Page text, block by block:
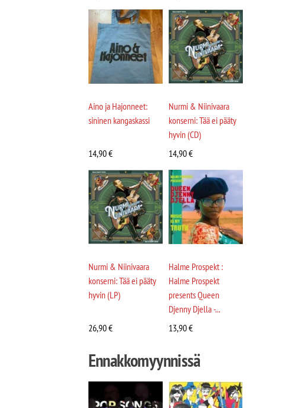
Aino ja Hajonneet:
sininen kangaskassi
14,90€
Nurmi & Niinivaara
konserni: Tää ei pääty
hyvin (CD)
14,90€
Nurmi & Niinivaara
konserni: Tää ei pääty
hyvin (LP)
26,90€
Halme Prospekt :
Halme Prospekt
presents Queen
Djenny Djella -...
13,90€
Ennakkomyynnissä